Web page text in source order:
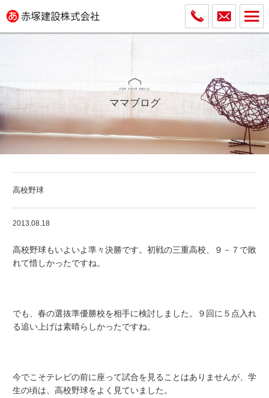
ママブログ
高校野球
2013.08.18
高校野球もいよいよ準々決勝です。初戦の三重高校、９－７で敗
れて惜しかったですね。
でも、春の選抜準優勝校を相手に検討しました。９回に５点入れ
る追い上げは素晴らしかったですね。
今でこそテレビの前に座って試合を見ることはありませんが、学
生の頃は、高校野球をよく見ていました。